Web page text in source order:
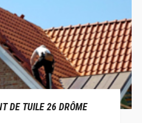
DE TUILE 26 DRÔME